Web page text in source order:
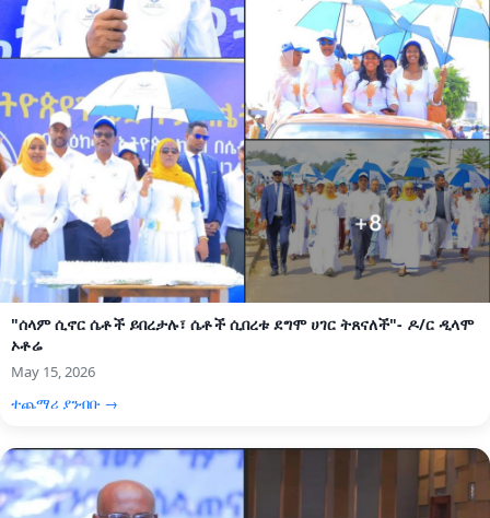
"ሰላም ሲኖር ሴቶች ይበረታሉ፣ ሴቶች ሲበረቱ ደግሞ ሀገር ትጸናለች"- ዶ/ር ዲላሞ
ኦቶሬ
May 15, 2026
ተጨማሪ ያንብቡ →